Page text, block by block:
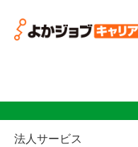
法人サービス